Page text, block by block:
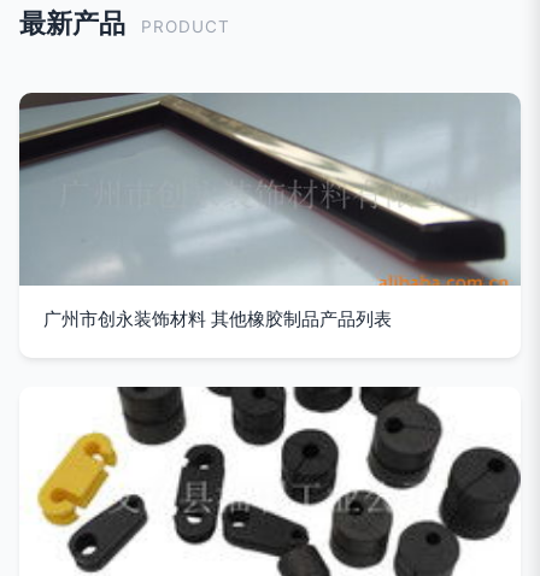
最新产品 PRODUCT
广州市创永装饰材料 其他橡胶制品产品列表